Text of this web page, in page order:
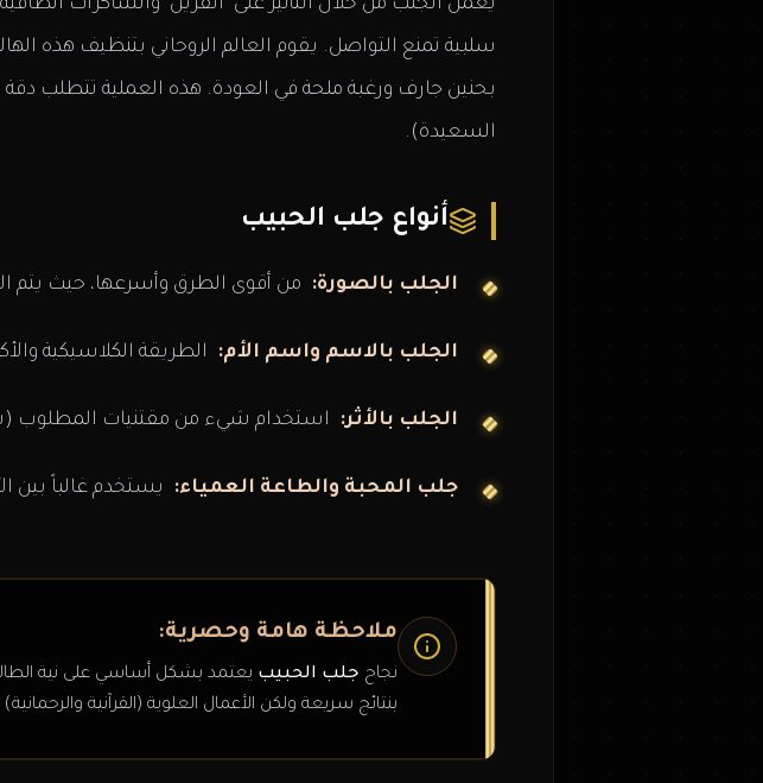
يعمل الجلب من خلال التأثير على "القرين" والشاكرات
سلبية تمنع التواصل. يقوم العالم الروحاني بتنظيف
بحنين جارف ورغبة ملحة في العودة. هذه العملية تتطلب
السعيدة).
أنواع جلب الحبيب
الجلب بالصورة: من أقوى الطرق وأسرعها، حيث يتم
الجلب بالاسم واسم الأم: الطريقة الكلاسيكية
الجلب بالأثر: استخدام شيء من مقتنيات المطلوب
جلب المحبة والطاعة العمياء: يستخدم غالباً بين
ملاحظة هامة وحصرية:
نجاح جلب الحبيب يعتمد بشكل أساسي على نية
بنتائج سريعة ولكن الأعمال العلوية (القرآنية